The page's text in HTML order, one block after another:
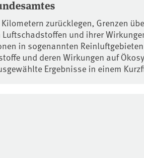
zurücklegen, Grenzen
und ihrer
in sogenannten
und deren Wirkungen auf
Ergebnisse in einem